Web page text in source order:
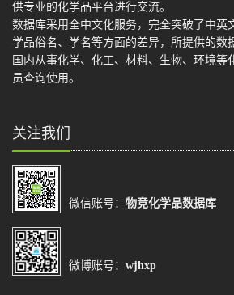
供专业的化学品平台进行交流。
数据库采用全中文化服务，完全突破了中英
学品俗名、学名等方面的差异，所提供的数
国内从事化学、化工、材料、生物、环境等
员查询使用。
关注我们
微信账号： 物竞化学品数据库
微博账号： wjhxp